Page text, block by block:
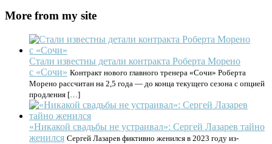
More from my site
Стали известны детали контракта Роберта Морено
с «Сочи» Контракт нового главного тренера «Сочи» Роберта
Морено рассчитан на 2,5 года — до конца текущего сезона с опцией
продления […]
«Никакой свадьбы не устраивал»: Сергей Лазарев тайно
женился Сергей Лазарев фиктивно женился в 2023 году из-